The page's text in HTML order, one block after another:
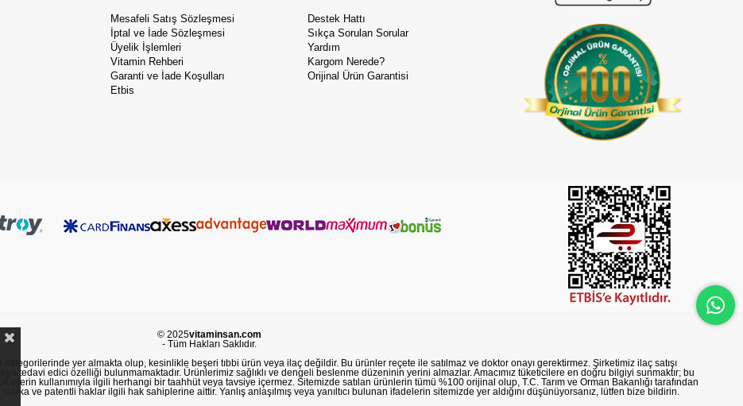
Mesafeli Satış Sözleşmesi
İptal ve İade Sözleşmesi
Üyelik İşlemleri
Vitamin Rehberi
Garanti ve İade Koşulları
Etbis
Destek Hattı
Sıkça Sorulan Sorular
Yardım
Kargom Nerede?
Orijinal Ürün Garantisi
© 2025vitaminsan.com
- Tüm Hakları Saklıdır.
yer almakta olup, kesinlikle beşeri tıbbi ürün veya ilaç değildir. Bu ürünler reçete ile satılmaz ve doktor onayı gerektirmez. Şirketimiz ilaç satışı
tedavi edici özelliği bulunmamaktadır. Ürünlerimiz sağlıklı ve dengeli beslenme düzeninin yerini almazlar. Amacımız tüketicilere en doğru bilgiyi sunmaktır; bu
kullanımıyla ilgili herhangi bir taahhüt veya tavsiye içermez. Sitemizde satılan ürünlerin tümü %100 orijinal olup, T.C. Tarım ve Orman Bakanlığı tarafından
ve patentli haklar ilgili hak sahiplerine aittir. Yanlış anlaşılmış veya yanıltıcı bulunan ifadelerin sitemizde yer aldığını düşünüyorsanız, lütfen bize bildirin.